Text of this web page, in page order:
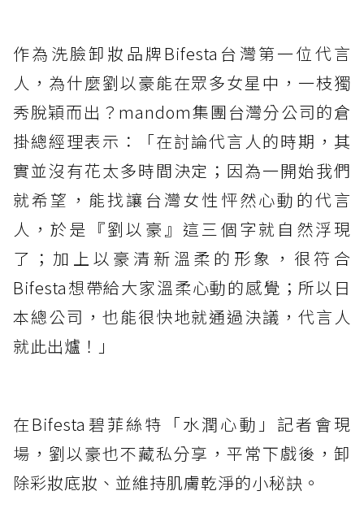
作為洗臉卸妝品牌Bifesta台灣第一位代言
人，為什麼劉以豪能在眾多女星中，一枝獨
秀脫穎而出？mandom集團台灣分公司的倉
掛總經理表示：「在討論代言人的時期，其
實並沒有花太多時間決定；因為一開始我們
就希望，能找讓台灣女性怦然心動的代言
人，於是『劉以豪』這三個字就自然浮現
了；加上以豪清新溫柔的形象，很符合
Bifesta想帶給大家溫柔心動的感覺；所以日
本總公司，也能很快地就通過決議，代言人
就此出爐！」
在Bifesta碧菲絲特「水潤心動」記者會現
場，劉以豪也不藏私分享，平常下戲後，卸
除彩妝底妝、並維持肌膚乾淨的小秘訣。